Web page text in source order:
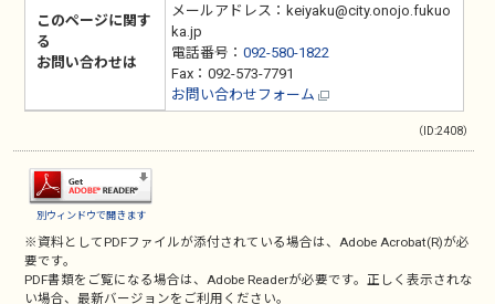
このページに関す
る
お問い合わせは
メールアドレス：keiyaku@city.onojo.fukuo
ka.jp
電話番号： 092-580-1822
Fax：092-573-7791
お問い合わせフォーム
（ID:2408）
別ウィンドウで開きます
※資料としてPDFファイルが添付されている場合は、Adobe Acrobat(R)が必
要です。
PDF書類をご覧になる場合は、Adobe Readerが必要です。正しく表示されな
い場合、最新バージョンをご利用ください。